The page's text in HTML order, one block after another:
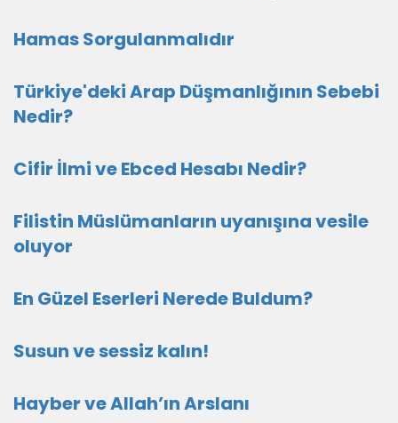
Hamas Sorgulanmalıdır
Türkiye'deki Arap Düşmanlığının Sebebi
Nedir?
Cifir İlmi ve Ebced Hesabı Nedir?
Filistin Müslümanların uyanışına vesile
oluyor
En Güzel Eserleri Nerede Buldum?
Susun ve sessiz kalın!
Hayber ve Allah’ın Arslanı